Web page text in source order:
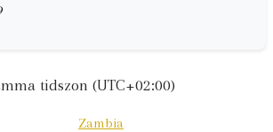
tidszon (UTC+02:00)
Zambia